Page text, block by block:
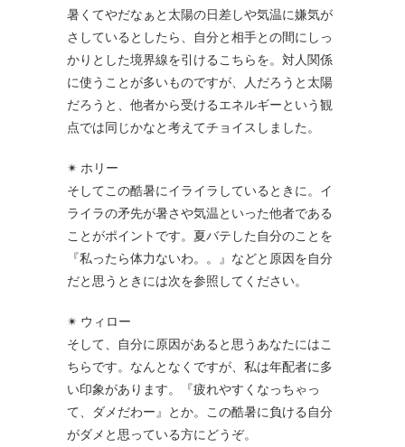
暑くてやだなぁと太陽の日差しや気温に嫌気が
さしているとしたら、自分と相手との間にしっ
かりとした境界線を引けるこちらを。対人関係
に使うことが多いものですが、人だろうと太陽
だろうと、他者から受けるエネルギーという観
点では同じかなと考えてチョイスしました。
✴ ホリー
そしてこの酷暑にイライラしているときに。イ
ライラの矛先が暑さや気温といった他者である
ことがポイントです。夏バテした自分のことを
『私ったら体力ないわ。。』などと原因を自分
だと思うときには次を参照してください。
✴ ウィロー
そして、自分に原因があると思うあなたにはこ
ちらです。なんとなくですが、私は年配者に多
い印象があります。『疲れやすくなっちゃっ
て、ダメだわー』とか。この酷暑に負ける自分
がダメと思っている方にどうぞ。